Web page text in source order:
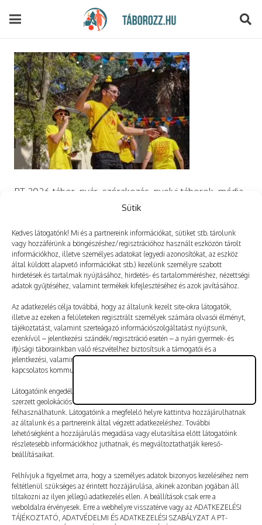
Sütik
Kedves látogatónk! Mi és a partnereink információkat, sütiket stb. tárolunk
vagy hozzáférünk a böngészéshez/regisztrációhoz használt eszközön tárolt
információkhoz, illetve személyes adatokat (egyedi azonosítókat, az eszköz
által küldött alapvető információkat stb.) kezelünk személyre szabott
hirdetések és tartalmak nyújtásához, hirdetés- és tartalomméréshez, nézettségi
adatok gyűjtéséhez, valamint termékek kifejlesztéséhez és azok javításához.
Az adatkezelés célja továbbá, hogy az általunk kezelt site-okra látogatók,
illetve az ezeken a felületeken regisztrált személyek számára olvasói élményt,
tájékoztatást, valamint szerteágazó információszolgáltatást nyújtsunk,
ezenkívül – jelentkezési szándék/regisztráció esetén – a nyári gyermek- és
ifjúsági táborainkban való részvételhez biztosítsuk a támogatói és a
jelentkezési, valamint a számlázási feltételeket és a táborszervezéssel
kapcsolatos kommunikációt.
Látogatóink engedélyével mi és a partnereink eszközleolvasásos módszerrel
szerzett geolokációs adatokat és azonosítási információkat is
felhasználhatunk. Látogatóink a megfelelő helyre kattintva hozzájárulhatnak
az általunk és a partnereink által végzett adatkezeléshez. További
lehetőségként a hozzájárulás megadása vagy elutasítása előtt látogatóink
részletesebb információkhoz juthatnak, és megváltoztathatják kereső-
beállításaikat.
Felhívjuk a figyelmet arra, hogy a személyes adatok bizonyos kezeléséhez nem
feltétlenül szükséges az érintett hozzájárulása, akinek azonban jogában áll
tiltakozni az ilyen jellegű adatkezelés ellen. A beállítások csak erre a
weboldalra érvényesek. Erre a webhelyre visszatérve vagy az ADATKEZELÉSI
TÁJÉKOZTATÓ, ADATVÉDELMI ÉS ADATKEZELÉSI SZABÁLYZAT A PT-
PT 2026 tábor, nyár, szórakozás, nyelvi táborok, média,
film, robotika, angoltábor, fotós tábor, sporttábor,
Vélemény, hozzászólás?
Az e-mail-címet nem tesszük közzé. A kötelező mezőket
*karakterrel jelöltük
A nevem, e-mail-címem, és weboldalcímem mentése
a böngészőben a következő hozzászólásomhoz.